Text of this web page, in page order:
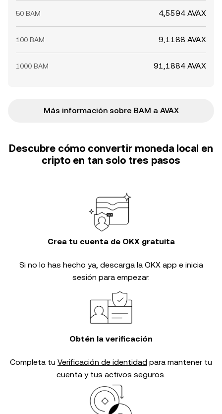
50 BAM 4,5594 AVAX
100 BAM 9,1188 AVAX
1000 BAM 91,1884 AVAX
Más información sobre BAM a AVAX
Descubre cómo convertir moneda local en
cripto en tan solo tres pasos
Crea tu cuenta de OKX gratuita
Si no lo has hecho ya, descarga la OKX app e inicia
sesión para empezar.
Obtén la verificación
Completa tu Verificación de identidad para mantener tu
cuenta y tus activos seguros.